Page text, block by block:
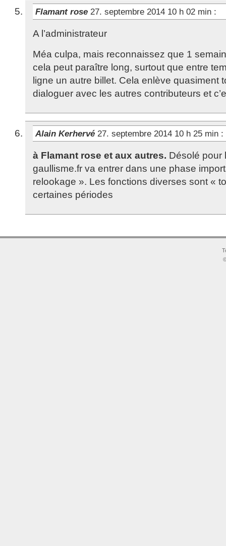
Flamant rose 27. septembre 2014 10 h 02 min :
A l’administrateur
Méa culpa, mais reconnaissez que 1
cela peut paraître long, surtout que entre
ligne un autre billet. Cela enlève quasiment
dialoguer avec les autres contributeurs et
Alain Kerhervé 27. septembre 2014 10 h 25 min :
à Flamant rose et aux autres. Désolé pour
gaullisme.fr va entrer dans une phase
relookage ». Les fonctions diverses sont «
certaines périodes